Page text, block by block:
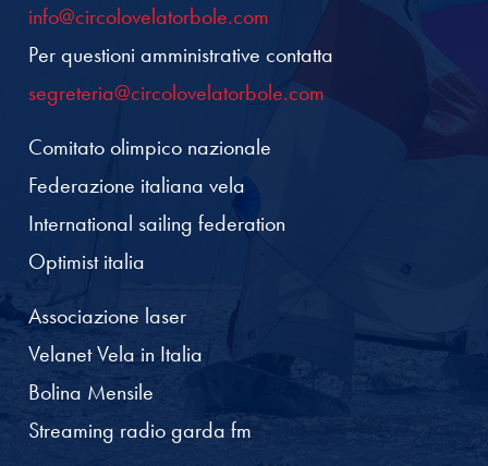
info@circolovelatorbole.com
Per questioni amministrative contatta
segreteria@circolovelatorbole.com
Comitato olimpico nazionale
Federazione italiana vela
International sailing federation
Optimist italia
Associazione laser
Velanet Vela in Italia
Bolina Mensile
Streaming radio garda fm